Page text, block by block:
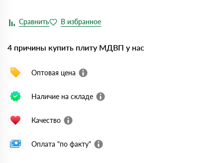
4 причины купить плиту МДВП у нас
Оптовая цена
Наличие на складе
Качество
Оплата "по факту"